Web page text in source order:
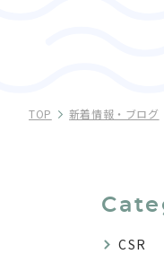
TOP 新着情報・ブログ
CSR